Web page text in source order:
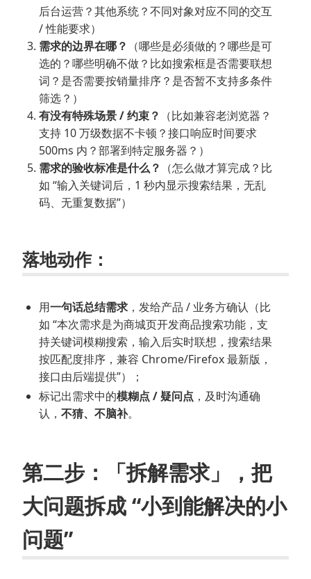
后台运营？其他系统？不同对象对应不同的交互
/ 性能要求）
需求的边界在哪？ （哪些是必须做的？哪些是可
选的？哪些明确不做？比如搜索框是否需要联想
词？是否需要按销量排序？是否暂不支持多条件
筛选？）
有没有特殊场景 / 约束？ （比如兼容老浏览器？
支持 10 万级数据不卡顿？接口响应时间要求
500ms 内？部署到特定服务器？）
需求的验收标准是什么？ （怎么做才算完成？比
如 “输入关键词后，1 秒内显示搜索结果，无乱
码、无重复数据”）
落地动作：
用一句话总结需求 ，发给产品 / 业务方确认（比
如 “本次需求是为商城页开发商品搜索功能，支
持关键词模糊搜索，输入后实时联想，搜索结果
按匹配度排序，兼容 Chrome/Firefox 最新版，
接口由后端提供”）；
标记出需求中的模糊点 / 疑问点 ，及时沟通确
认， 不猜、不脑补。
第二步：「拆解需求」，把
大问题拆成 “小到能解决的小
问题”